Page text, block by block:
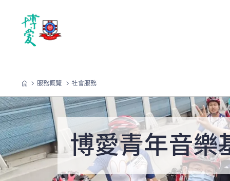
服務概覽 社會服務
博愛青年音樂